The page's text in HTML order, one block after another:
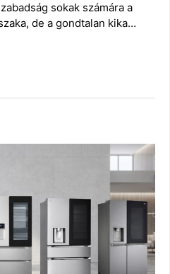
sokak számára a
de a gondtalan kika…